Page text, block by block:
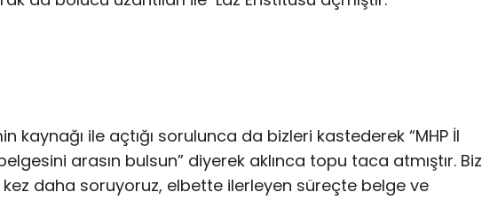
kaynağı ile açtığı sorulunca da bizleri kastederek “MHP İl
arasın bulsun” diyerek aklınca topu taca atmıştır. Biz
daha soruyoruz, elbette ilerleyen süreçte belge ve